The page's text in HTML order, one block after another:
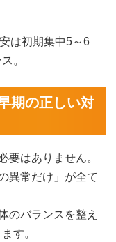
は初期集中5～6
。
期の正しい対
要はありません。
異常だけ」が全て
のバランスを整え
す。